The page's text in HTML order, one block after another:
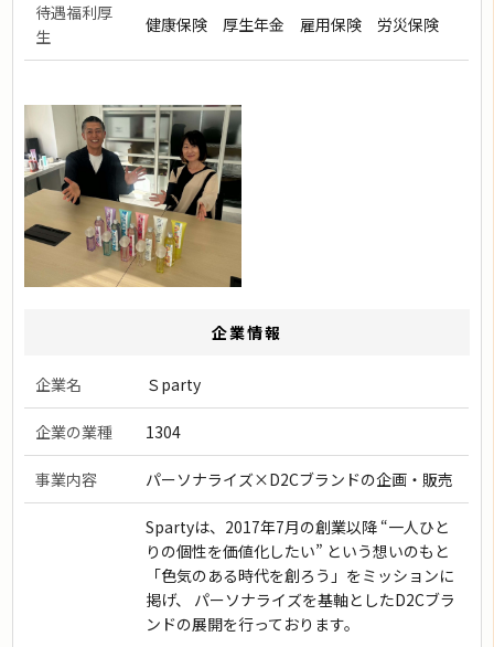
待遇福利厚
生
健康保険 厚生年金 雇用保険 労災保険
企業情報
企業名 Ｓparty
企業の業種 1304
事業内容 パーソナライズ×D2Cブランドの企画・販売
Spartyは、2017年7月の創業以降 “一人ひと
りの個性を価値化したい” という想いのもと
「色気のある時代を創ろう」をミッションに
掲げ、 パーソナライズを基軸としたD2Cブラ
ンドの展開を行っております。